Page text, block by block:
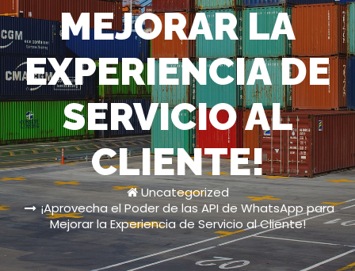
MEJORAR LA
EXPERIENCIA DE
SERVICIO AL
CLIENTE!
Uncategorized
¡Aprovecha el Poder de las API de WhatsApp para
Mejorar la Experiencia de Servicio al Cliente!